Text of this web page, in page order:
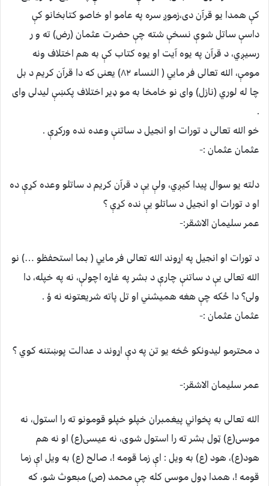
کې همدا یو قرآن دی،زموږ سره په عامو او خاصو کتابخانو کې
داسې ساتل شوې نسخې شته چې حضرت عثمان (رض) ته و ر
رسیږي، د قرآن په یوه آیت او یوه کتاب کې به هم اختلاف ونه
مومې، الله تعالی فر مایي ( النساء ۸۲) یعنی که دا قرآن کریم د بل
چا له لوري (نازل) وای نو خامخا به مو ډیر اختلاف پکښې لیدلی وای
.
خو الله تعالی د تورات او انجیل د ساتنې وعده نده ورکړې .
عثمان عثمان :-
دلته یو سوال پیدا کیږي، ولې یې د قرآن کریم د ساتلو وعده کړې ده
او د تورات او انجیل د ساتلو یې نده کړې ؟
عمر سلیمان الاشقر:-
د تورات او انجیل په اړوند الله تعالی فر مایي ( بما استحفظو …) نو
الله تعالی یې د ساتنې چارې د بشر په غاړه اچولې، نه په خپله، دا
ولی؟ دا ځکه چې هغه همیشني او تل پاته شریعتونه نه ؤ .
عثمان عثمان :-
د محترمو لیدونکو څخه یو تن په دې اړوند د عدالت پوښتنه کوي ؟
عمر سلیمان الاشقر:-
الله تعالی به پخواني پیغمبران خپلو خپلو قومونو ته را استول، نه
موسی(ع) ټول بشر ته را استول شوی، نه عیسی(ع) او نه هم
هود(ع)، هود (ع) به ویل : اې زما قومه !، صالح (ع) به ویل اې زما
قومه !، همدا ډول موسیکله چې محمد (ص) مبعوث شو، که